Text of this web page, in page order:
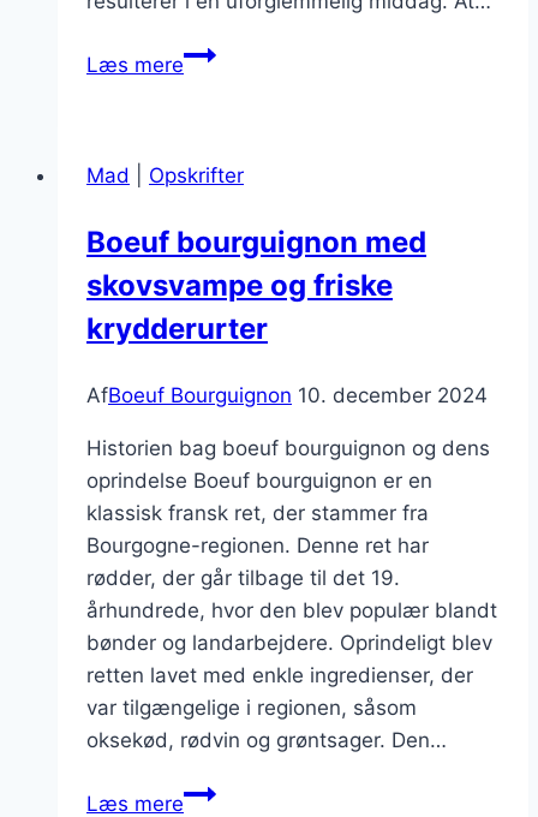
Læs mereBoeuf
aften
Mad Opskrifter
Boeuf bourguignon med
skovsvampe og friske
krydderurter
AfBoeuf Bourguignon 10. december 2024
Historien bag boeuf bourguignon og dens
oprindelse Boeuf bourguignon er en
klassisk fransk ret, der stammer fra
Bourgogne-regionen. Denne ret har
rødder, der går tilbage til det 19.
århundrede, hvor den blev populær blandt
bønder og landarbejdere. Oprindeligt blev
retten lavet med enkle ingredienser, der
var tilgængelige i regionen, såsom
oksekød, rødvin og grøntsager. Den…
Læs mereBoeuf